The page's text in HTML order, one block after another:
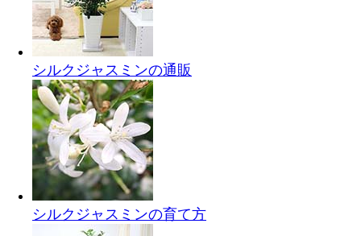
シルクジャスミンの通販
シルクジャスミンの育て方